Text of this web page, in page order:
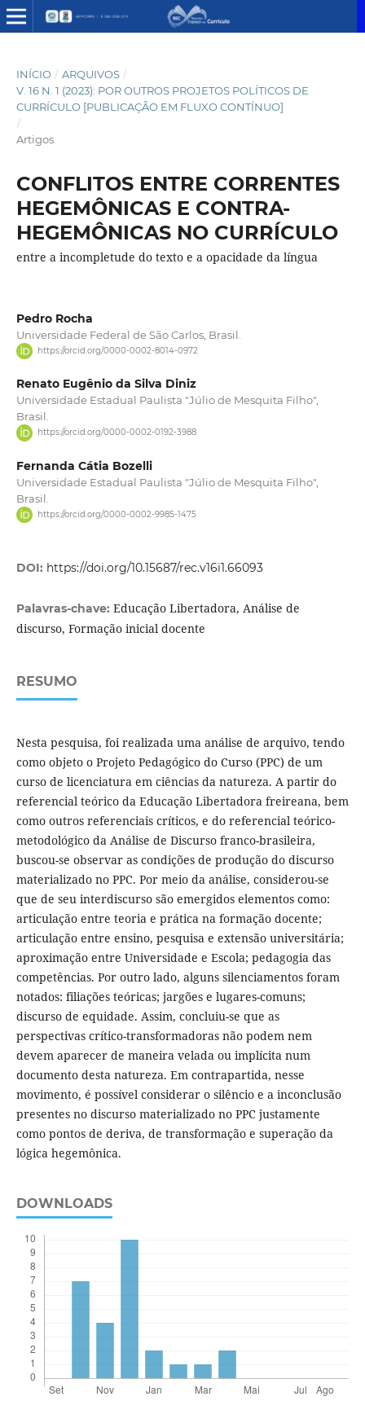
INÍCIO / ARQUIVOS /
V. 16 N. 1 (2023): POR OUTROS PROJETOS POLÍTICOS DE
CURRÍCULO [PUBLICAÇÃO EM FLUXO CONTÍNUO]
/
Artigos
CONFLITOS ENTRE CORRENTES
HEGEMÔNICAS E CONTRA-
HEGEMÔNICAS NO CURRÍCULO
entre a incompletude do texto e a opacidade da língua
Pedro Rocha
Universidade Federal de São Carlos, Brasil.
https://orcid.org/0000-0002-8014-0972
Renato Eugênio da Silva Diniz
Universidade Estadual Paulista "Júlio de Mesquita Filho",
Brasil.
https://orcid.org/0000-0002-0192-3988
Fernanda Cátia Bozelli
Universidade Estadual Paulista "Júlio de Mesquita Filho",
Brasil.
https://orcid.org/0000-0002-9985-1475
DOI: https://doi.org/10.15687/rec.v16i1.66093
Palavras-chave: Educação Libertadora, Análise de
discurso, Formação inicial docente
RESUMO
Nesta pesquisa, foi realizada uma análise de arquivo, tendo
como objeto o Projeto Pedagógico do Curso (PPC) de um
curso de licenciatura em ciências da natureza. A partir do
referencial teórico da Educação Libertadora freireana, bem
como outros referenciais críticos, e do referencial teórico-
metodológico da Análise de Discurso franco-brasileira,
buscou-se observar as condições de produção do discurso
materializado no PPC. Por meio da análise, considerou-se
que de seu interdiscurso são emergidos elementos como:
articulação entre teoria e prática na formação docente;
articulação entre ensino, pesquisa e extensão universitária;
aproximação entre Universidade e Escola; pedagogia das
competências. Por outro lado, alguns silenciamentos foram
notados: filiações teóricas; jargões e lugares-comuns;
discurso de equidade. Assim, concluiu-se que as
perspectivas crítico-transformadoras não podem nem
devem aparecer de maneira velada ou implícita num
documento desta natureza. Em contrapartida, nesse
movimento, é possível considerar o silêncio e a inconclusão
presentes no discurso materializado no PPC justamente
como pontos de deriva, de transformação e superação da
lógica hegemônica.
DOWNLOADS